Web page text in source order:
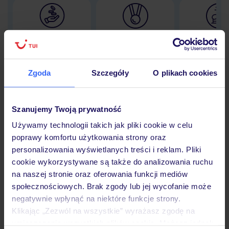
Zgoda Szczegóły O plikach cookies
Szanujemy Twoją prywatność
Używamy technologii takich jak pliki cookie w celu
poprawy komfortu użytkowania strony oraz
personalizowania wyświetlanych treści i reklam. Pliki
cookie wykorzystywane są także do analizowania ruchu
na naszej stronie oraz oferowania funkcji mediów
społecznościowych. Brak zgody lub jej wycofanie może
negatywnie wpłynąć na niektóre funkcje strony.
Klikając „Zezwól na wszystkie” wyrażasz zgodę na
Lider niskich cen
Największe biuro
30 lat w
Hotel
Opinie
Pokoje